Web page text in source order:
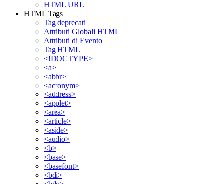
HTML URL
HTML Tags
Tag deprecati
Attributi Globali HTML
Attributi di Evento
Tag HTML
<!DOCTYPE>
<a>
<abbr>
<acronym>
<address>
<applet>
<area>
<article>
<aside>
<audio>
<b>
<base>
<basefont>
<bdi>